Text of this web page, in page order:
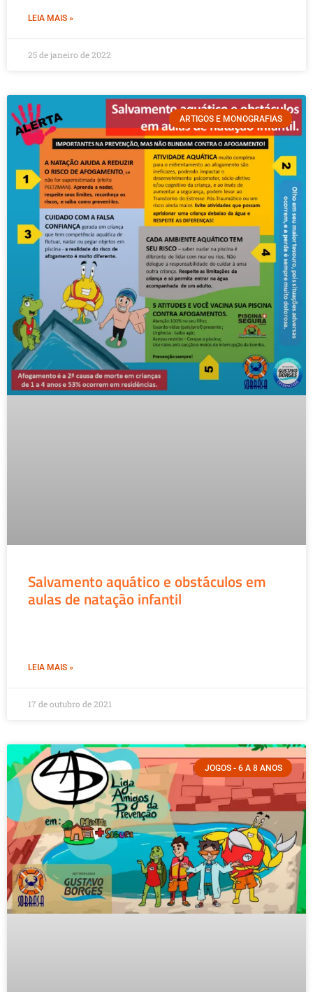
LEIA MAIS »
25 de janeiro de 2022
ARTIGOS E MONOGRAFIAS
Salvamento aquático e obstáculos em
aulas de natação infantil
LEIA MAIS »
17 de outubro de 2021
JOGOS - 6 A 8 ANOS